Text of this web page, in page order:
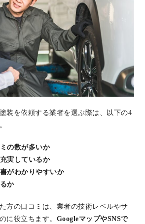
装を依頼する業者を選ぶ際は、以下の4
の数が多いか
実しているか
がわかりやすいか
か
方の口コミは、業者の技術レベルやサ
に役立ちます。 GoogleマップやSNSで